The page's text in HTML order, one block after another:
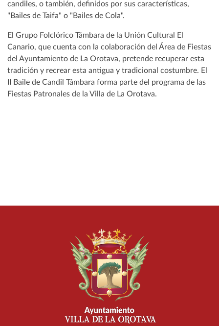
candiles, o también, definidos por sus características,
"Bailes de Taifa" o "Bailes de Cola".
El Grupo Folclórico Támbara de la Unión Cultural El
Canario, que cuenta con la colaboración del Área de Fiestas
del Ayuntamiento de La Orotava, pretende recuperar esta
tradición y recrear esta antigua y tradicional costumbre. El
II Baile de Candil Támbara forma parte del programa de las
Fiestas Patronales de la Villa de La Orotava.